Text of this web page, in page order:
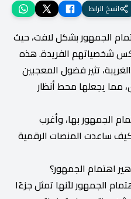
انسخ الرابط
الجمهور بشكل لافت، حيث
شخصياتهم الفريدة. هذه
تثير فضول المعجبين
مما يجعلها محط أنظار
الجمهور بها، وأغرب
ساعدت المنصات الرقمية
اهتمام الجمهور؟
الجمهور لأنها تمثل جزءًا